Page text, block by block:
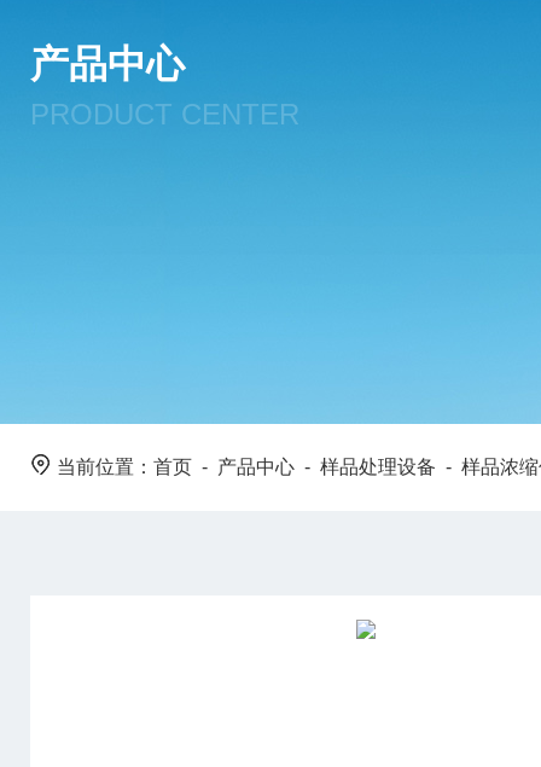
产品中心
PRODUCT CENTER
当前位置： 首页 - 产品中心 - 样品处理设备 - 样品浓